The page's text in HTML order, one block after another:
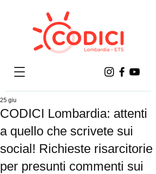
CODICI Lombardia: attenti
a quello che scrivete sui
social! Richieste risarcitorie
per presunti commenti sui
25 giu